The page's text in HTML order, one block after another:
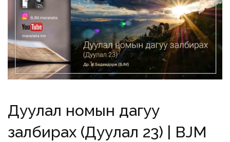
Дуулал номын дагуу
залбирах (Дуулал 23) | BJM